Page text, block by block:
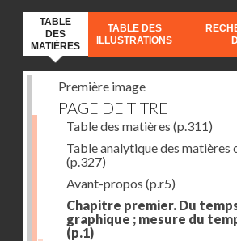
TABLE
DES
MATIÈRES
TABLE DES
ILLUSTRATIONS
Première image
PAGE DE TITRE
Table des matières (p.311)
Table analytique des matières
(p.327)
Avant-propos (p.r5)
Chapitre premier. Du
graphique ; mesure du
(p.1)